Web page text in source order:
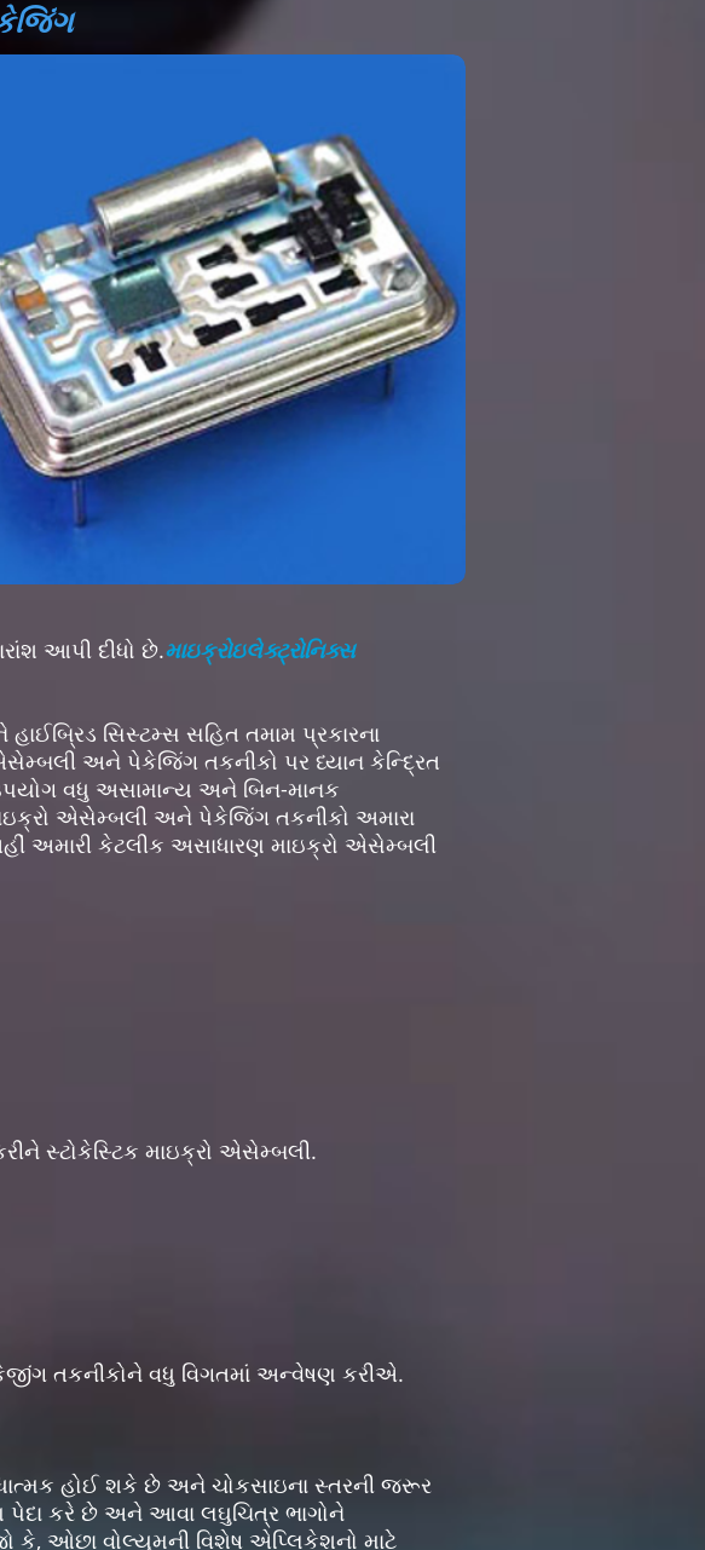
આપી દીધો છે.માઇક્રોઇલેક્ટ્રોનિક્સ
સિસ્ટમ્સ સહિત તમામ પ્રકારના
અને પેકેજિંગ તકનીકો પર ધ્યાન કેન્દ્રિત
વધુ અસામાન્ય અને બિન-માનક
એસેમ્બલી અને પેકેજિંગ તકનીકો અમારા
અમારી કેટલીક અસાધારણ માઇક્રો એસેમ્બલી
સ્ટોકેસ્ટિક માઇક્રો એસેમ્બલી.
તકનીકોને વધુ વિગતમાં અન્વેષણ કરીએ.
હોઈ શકે છે અને ચોકસાઇના સ્તરની જરૂર
કરે છે અને આવા લઘુચિત્ર ભાગોને
કે, ઓછા વોલ્યુમની વિશેષ એપ્લિકેશનો માટે